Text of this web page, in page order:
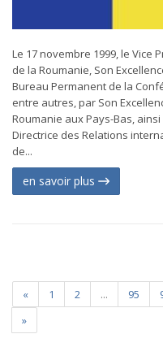
Le 17 novembre 1999, le Vice
de la Roumanie, Son
Bureau Permanent de la
entre autres, par Son
Roumanie aux Pays-Bas,
Directrice des Relations
de...
en savoir plus
« 1 2 ... 95
»